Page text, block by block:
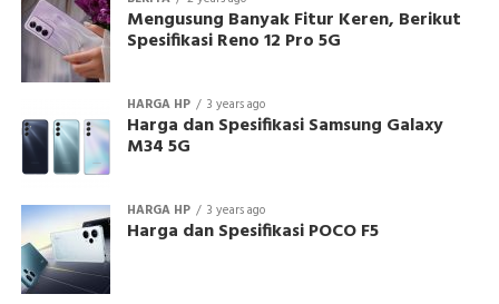
Mengusung Banyak Fitur Keren, Berikut
Spesifikasi Reno 12 Pro 5G
HARGA HP 3 years ago
Harga dan Spesifikasi Samsung Galaxy
M34 5G
HARGA HP 3 years ago
Harga dan Spesifikasi POCO F5